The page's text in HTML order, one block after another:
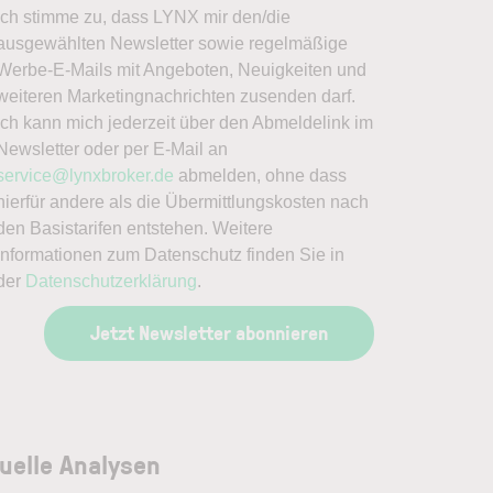
stimme zu, dass LYNX mir den/die
Newsletter sowie regelmäßige
E-Mails mit Angeboten, Neuigkeiten und
Marketingnachrichten zusenden darf.
kann mich jederzeit über den Abmeldelink im
oder per E-Mail an
abmelden, ohne dass
andere als die Übermittlungskosten nach
Basistarifen entstehen. Weitere
zum Datenschutz finden Sie in
Datenschutzerklärung.
Jetzt Newsletter abonnieren
Analysen